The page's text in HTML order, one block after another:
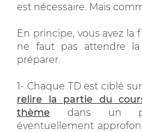
est nécessaire. Mais
En principe, vous avez la
ne faut pas attendre
préparer.
1- Chaque TD est ciblé
relire la partie du
thème dans un
éventuellement